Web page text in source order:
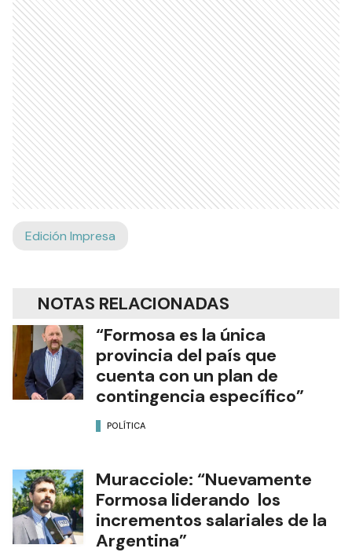
Edición Impresa
NOTAS RELACIONADAS
“Formosa es la única
provincia del país que
cuenta con un plan de
contingencia específico”
POLÍTICA
Muracciole: “Nuevamente
Formosa liderando los
incrementos salariales de la
Argentina”